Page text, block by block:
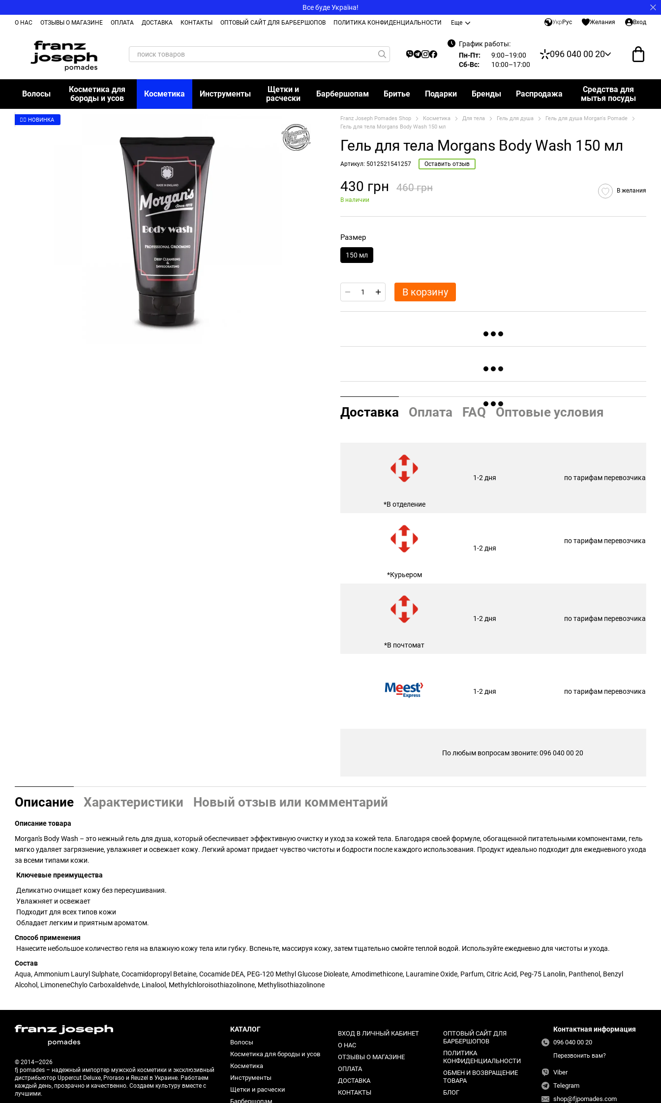
Все буде Україна!
О НАС ОТЗЫВЫ О МАГАЗИНЕ ОПЛАТА ДОСТАВКА КОНТАКТЫ ОПТОВЫЙ САЙТ ДЛЯ БАРБЕРШОПОВ ПОЛИТИКА КОНФИДЕНЦИАЛЬНОСТИ Еще Укр Рус Желания Вход
График работы:
Пн-Пт:
9:00–19:00
Сб-Вс:
10:00–17:00
096 040 00 20
Волосы
Косметика для
бороды и усов
Косметика Инструменты
Щетки и
расчески
Барбершопам Бритье Подарки Бренды Распродажа
Средства для
мытья посуды
👉🏻 НОВИНКА Franz Joseph Pomades Shop Косметика Для тела Гель для душа
Гель для душа Morgan's Pomade
Гель для тела Morgans Body Wash 150 мл
Гель для тела Morgans Body Wash 150 мл
Артикул: 5012521541257 Оставить отзыв
430 грн 460 грн
В наличии
В желания
Размер
150 мл
В корзину
Доставка Оплата FAQ Оптовые условия
*В отделение
1-2 дня по тарифам перевозчика
*Курьером
1-2 дня
по тарифам перевозчика
*В почтомат
1-2 дня по тарифам перевозчика
1-2 дня по тарифам перевозчика
По любым вопросам звоните: 096 040 00 20
Описание Характеристики Новый отзыв или комментарий
Описание товара
Morgan's Body Wash – это нежный гель для душа, который обеспечивает эффективную очистку и уход за кожей тела. Благодаря своей формуле, обогащенной питательными компонентами, гель
мягко удаляет загрязнение, увлажняет и освежает кожу. Легкий аромат придает чувство чистоты и бодрости после каждого использования. Продукт идеально подходит для ежедневного ухода
за всеми типами кожи.
Ключевые преимущества
Деликатно очищает кожу без пересушивания.
Увлажняет и освежает
Подходит для всех типов кожи
Обладает легким и приятным ароматом.
Способ применения
Нанесите небольшое количество геля на влажную кожу тела или губку. Вспеньте, массируя кожу, затем тщательно смойте теплой водой. Используйте ежедневно для чистоты и ухода.
Состав
Aqua, Ammonium Lauryl Sulphate, Cocamidopropyl Betaine, Cocamide DEA, PEG-120 Methyl Glucose Dioleate, Amodimethicone, Lauramine Oxide, Parfum, Citric Acid, Peg-75 Lanolin, Panthenol, Benzyl
Alcohol, LimoneneChylo Carboxaldehvde, Linalool, Methylchloroisothiazolinone, Methylisothiazolinone
© 2014—2026
fj pomades – надежный импортер мужской косметики и эксклюзивный
дистрибьютор Uppercut Deluxe, Proraso и Reuzel в Украине. Работаем
каждый день, прозрачно и качественно. Создаем культуру вместе с
лучшими.
КАТАЛОГ
Волосы
Косметика для бороды и усов
Косметика
Инструменты
Щетки и расчески
Барбершопам
ВХОД В ЛИЧНЫЙ КАБИНЕТ
О НАС
ОТЗЫВЫ О МАГАЗИНЕ
ОПЛАТА
ДОСТАВКА
КОНТАКТЫ
ОПТОВЫЙ САЙТ ДЛЯ
БАРБЕРШОПОВ
ПОЛИТИКА
КОНФИДЕНЦИАЛЬНОСТИ
ОБМЕН И ВОЗВРАЩЕНИЕ
ТОВАРА
БЛОГ
Контактная информация
096 040 00 20
Перезвонить вам?
Viber
Telegram
shop@fjpomades.com